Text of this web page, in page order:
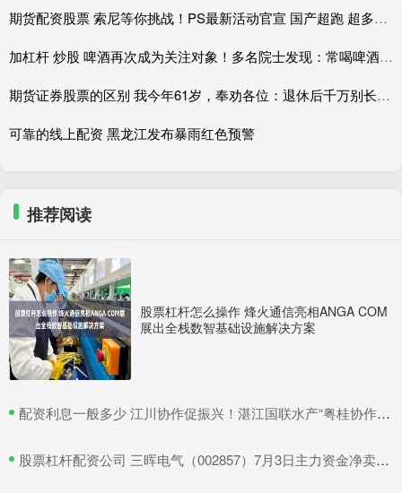
期货配资股票 索尼等你挑战！PS最新活动官宣 国产超跑 超多好礼
加杠杆 炒股 啤酒再次成为关注对象！多名院士发现：常喝啤酒的人，有8个变化
期货证券股票的区别 我今年61岁，奉劝各位：退休后千万别长期待在家里
可靠的线上配资 黑龙江发布暴雨红色预警
推荐阅读
股票杠杆怎么操作 烽火通信亮相ANGA COM
展出全栈数智基础设施解决方案
​配资利息一般多少 江川协作促振兴！湛江国联水产“粤桂协作帮扶车间”在吴川揭牌
​股票杠杆配资公司 三晖电气（002857）7月3日主力资金净卖出820.19万元